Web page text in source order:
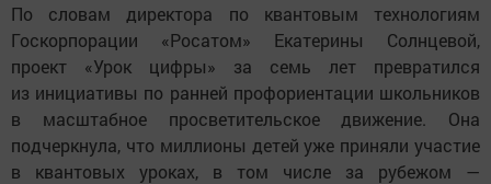
По словам директора по квантовым технологиям
Госкорпорации «Росатом» Екатерины Солнцевой,
проект «Урок цифры» за семь лет превратился
из инициативы по ранней профориентации школьников
в масштабное просветительское движение. Она
подчеркнула, что миллионы детей уже приняли участие
в квантовых уроках, в том числе за рубежом —